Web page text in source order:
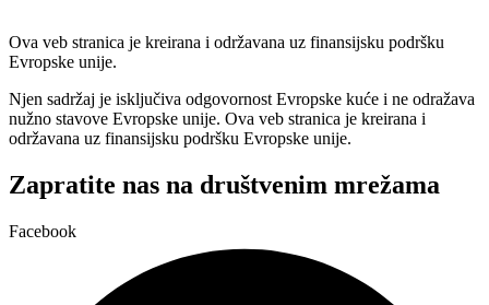
Ova veb stranica je kreirana i održavana uz finansijsku podršku
Evropske unije.
Njen sadržaj je isključiva odgovornost Evropske kuće i ne odražava
nužno stavove Evropske unije. Ova veb stranica je kreirana i
održavana uz finansijsku podršku Evropske unije.
Zapratite nas na društvenim mrežama
Facebook